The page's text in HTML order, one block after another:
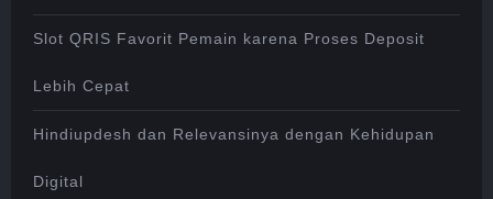
Slot QRIS Favorit Pemain karena Proses Deposit
Lebih Cepat
Hindiupdesh dan Relevansinya dengan Kehidupan
Digital